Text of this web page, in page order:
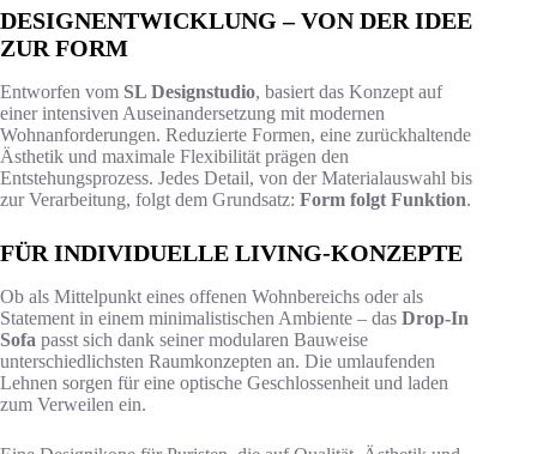
DESIGNENTWICKLUNG – VON DER IDEE
ZUR FORM
Entworfen vom SL Designstudio, basiert das Konzept auf
einer intensiven Auseinandersetzung mit modernen
Wohnanforderungen. Reduzierte Formen, eine zurückhaltende
Ästhetik und maximale Flexibilität prägen den
Entstehungsprozess. Jedes Detail, von der Materialauswahl bis
zur Verarbeitung, folgt dem Grundsatz: Form folgt Funktion.
FÜR INDIVIDUELLE LIVING-KONZEPTE
Ob als Mittelpunkt eines offenen Wohnbereichs oder als
Statement in einem minimalistischen Ambiente – das Drop-In
Sofa passt sich dank seiner modularen Bauweise
unterschiedlichsten Raumkonzepten an. Die umlaufenden
Lehnen sorgen für eine optische Geschlossenheit und laden
zum Verweilen ein.